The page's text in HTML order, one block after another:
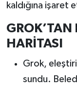
kaldığına işaret
GROK’TAN
HARİTASI
Grok,
sundu.